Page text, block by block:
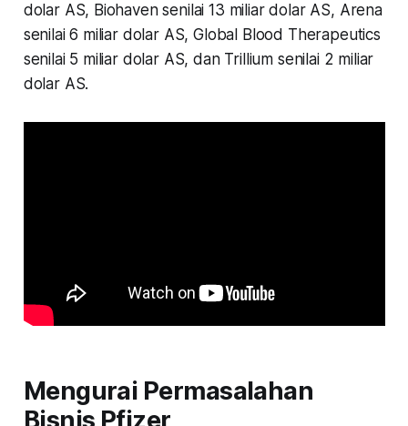
dolar AS, Biohaven senilai 13 miliar dolar AS, Arena
senilai 6 miliar dolar AS, Global Blood Therapeutics
senilai 5 miliar dolar AS, dan Trillium senilai 2 miliar
dolar AS.
Mengurai Permasalahan